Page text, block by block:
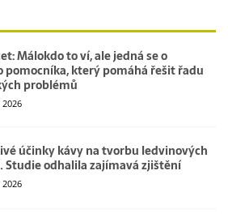
Málokdo to ví, ale jedná se o
pomocníka, který pomáhá řešit řadu
problémů
účinky kávy na tvorbu ledvinových
Studie odhalila zajímavá zjištění